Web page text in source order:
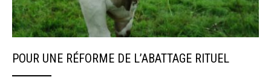
POUR UNE RÉFORME DE L’ABATTAGE RITUEL